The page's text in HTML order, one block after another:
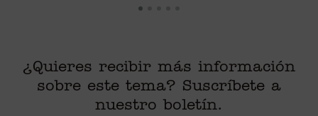
¿Quieres recibir más información
sobre este tema? Suscríbete a
nuestro boletín.